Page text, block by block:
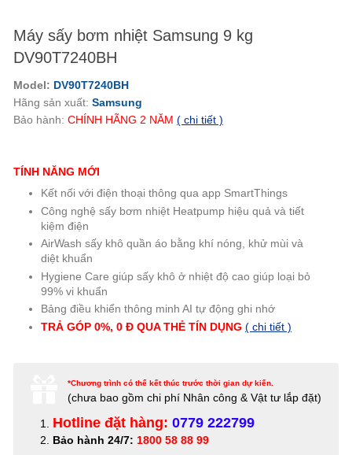
Máy sấy bơm nhiệt Samsung 9 kg
DV90T7240BH
Model: DV90T7240BH
Hãng sản xuất: Samsung
Bảo hành: CHÍNH HÃNG 2 NĂM ( chi tiết )
TÍNH NĂNG MỚI
Kết nối với điện thoại thông qua app SmartThings
Công nghệ sấy bơm nhiệt Heatpump hiệu quả và tiết
kiệm điện
AirWash sấy khô quần áo bằng khí nóng, khử mùi và
diệt khuẩn
Hygiene Care giúp sấy khô ở nhiệt độ cao giúp loại bỏ
99% vi khuẩn
Bảng điều khiển thông minh AI tự động ghi nhớ
TRẢ GÓP 0%, 0 Đ QUA THẺ TÍN DỤNG ( chi tiết )
*Chương trình có thể kết thúc trước thời gian dự kiến.
(chưa bao gồm chi phí Nhân công & Vật tư lắp đặt)
Hotline đặt hàng: 0779 222799
Bảo hành 24/7: 1800 58 88 99